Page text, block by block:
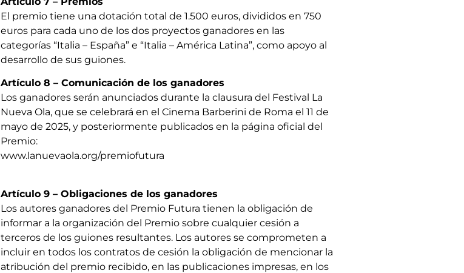
El premio tiene una dotación total de 1.500 euros, divididos en 750
euros para cada uno de los dos proyectos ganadores en las
categorías “Italia – España” e “Italia – América Latina”, como apoyo al
desarrollo de sus guiones.
Artículo 8 – Comunicación de los ganadores
Los ganadores serán anunciados durante la clausura del Festival La
Nueva Ola, que se celebrará en el Cinema Barberini de Roma el 11 de
mayo de 2025, y posteriormente publicados en la página oficial del
Premio:
www.lanuevaola.org/premiofutura
Artículo 9 – Obligaciones de los ganadores
Los autores ganadores del Premio Futura tienen la obligación de
informar a la organización del Premio sobre cualquier cesión a
terceros de los guiones resultantes. Los autores se comprometen a
incluir en todos los contratos de cesión la obligación de mencionar la
atribución del premio recibido, en las publicaciones impresas, en los